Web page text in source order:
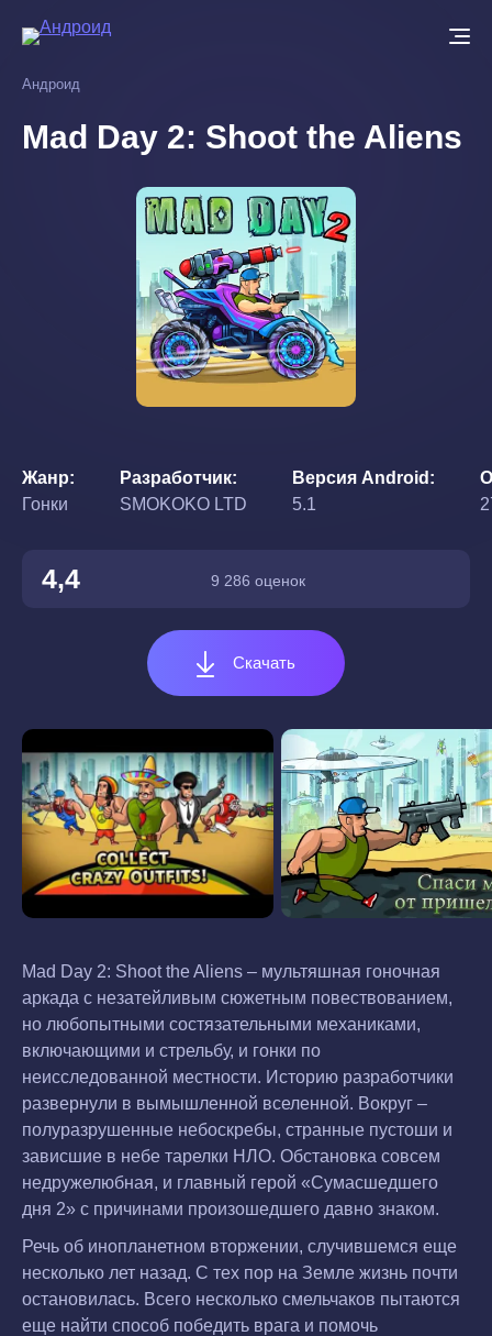
основному
Андроид
Mad Day 2: Shoot the Aliens
Жанр
Гонки
Разработчик
SMOKOKO LTD
Версия Android
5.1
4,4 9 286 оценок
Скачать
Mad Day 2: Shoot the Aliens – мультяшная гоночная
аркада с незатейливым сюжетным повествованием,
но любопытными состязательными механиками,
включающими и стрельбу, и гонки по
неисследованной местности. Историю разработчики
развернули в вымышленной вселенной. Вокруг –
полуразрушенные небоскребы, странные пустоши и
зависшие в небе тарелки НЛО. Обстановка совсем
недружелюбная, и главный герой «Сумасшедшего
дня 2» с причинами произошедшего давно знаком.
Речь об инопланетном вторжении, случившемся еще
несколько лет назад. С тех пор на Земле жизнь почти
остановилась. Всего несколько смельчаков пытаются
еще найти способ победить врага и помочь